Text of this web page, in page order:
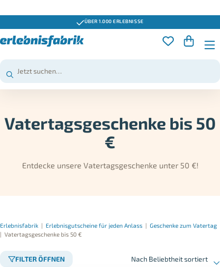
GUTSCHEINE 3 JAHRE GÜLTIG
Vatertagsgeschenke bis 50
€
Entdecke unsere Vatertagsgeschenke unter 50 €!
Erlebnisfabrik | Erlebnisgutscheine für jeden Anlass | Geschenke zum Vatertag
| Vatertagsgeschenke bis 50 €
FILTER ÖFFNEN Nach Beliebtheit sortiert